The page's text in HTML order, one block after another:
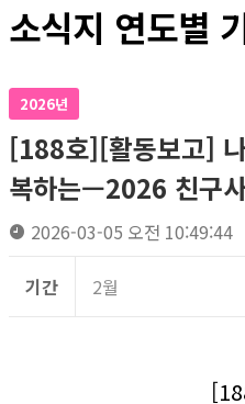
소식지 연도별
2026년
[188호][활동보고]
복하는—2026 친구
2026-03-05 오전 10:49:44
기간 2월